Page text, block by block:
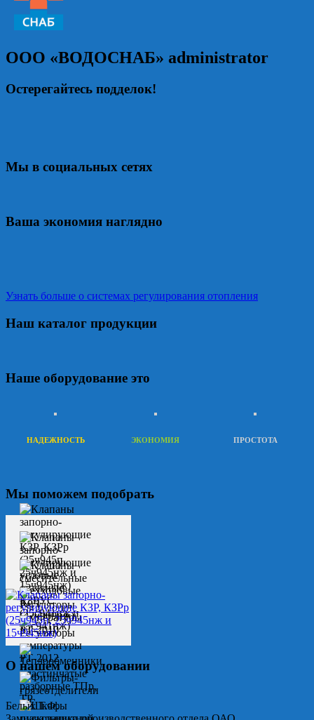
ООО «ВОДОСНАБ» administrator
Остерегайтесь подделок!
Мы в социальных сетях
Ваша экономия наглядно
Узнать больше о системах регулирования отопления
Наш каталог продукции
Наше оборудование это
НАДЕЖНОСТЬ ЭКОНОМИЯ ПРОСТОТА
Мы поможем подобрать
О нашем оборудовании
Белых Т.Ф.